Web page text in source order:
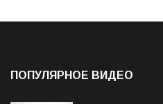
ПОПУЛЯРНОЕ ВИДЕО